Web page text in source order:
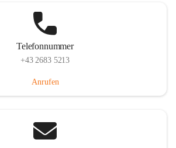
Telefonnummer
+43 2683 5213
Anrufen